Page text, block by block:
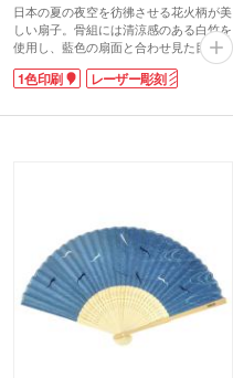
日本の夏の夜空を彷彿させる花火柄が美
しい扇子。骨組には清涼感のある白竹を
使用し、藍色の扇面と合わせ見た目も涼
やかです。男女問わず使用できる扇子
は、夏の定番ノベルティ。軽くてかさば
で、外国人向けの贈り物にも大変人気が
1色印刷 レーザー彫刻